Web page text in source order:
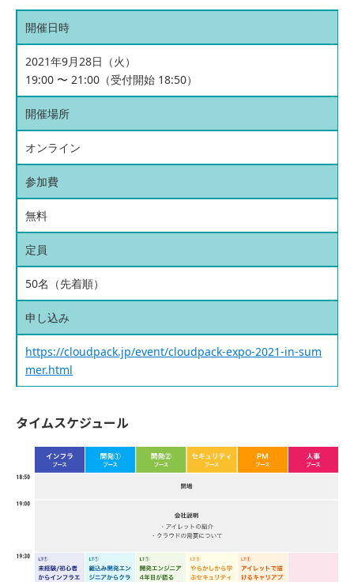
開催日時
2021年9月28日（火）
19:00 〜 21:00（受付開始 18:50）
開催場所
オンライン
参加費
無料
定員
50名（先着順）
申し込み
https://cloudpack.jp/event/cloudpack-expo-2021-in-sum
mer.html
タイムスケジュール